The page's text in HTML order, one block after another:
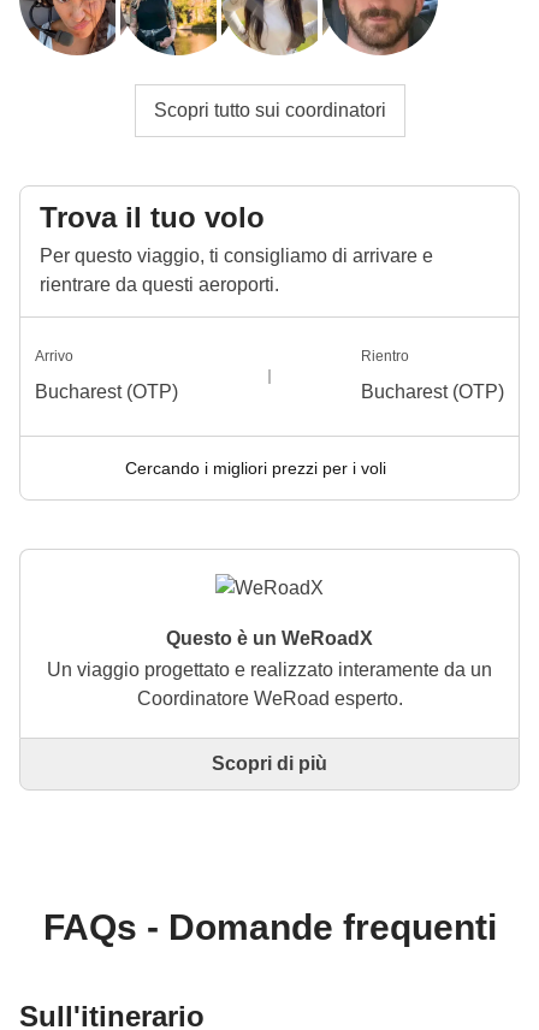
Scopri tutto sui coordinatori
Trova il tuo volo
Per questo viaggio, ti consigliamo di arrivare e
rientrare da questi aeroporti.
Arrivo
Bucharest (OTP)
Rientro
Bucharest (OTP)
Cercando i migliori prezzi per i voli
Questo è un WeRoadX
Un viaggio progettato e realizzato interamente da un
Coordinatore WeRoad esperto.
Questo è un viaggio progettato e realizzato
WeRoad potrai prenotare il viaggio e gestirlo nella
tua area personale, come qualsiasi altro WeRoad.
Scopri di più
FAQs - Domande frequenti
Sull'itinerario